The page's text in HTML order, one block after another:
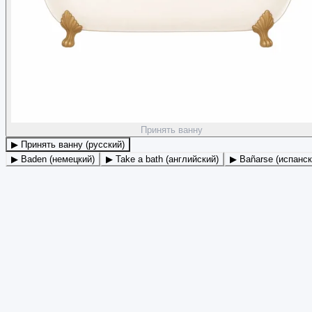
Принять ванну
▶ Принять ванну (русский)
▶ Baden (немецкий)
▶ Take a bath (английский) ▶ Bañarse